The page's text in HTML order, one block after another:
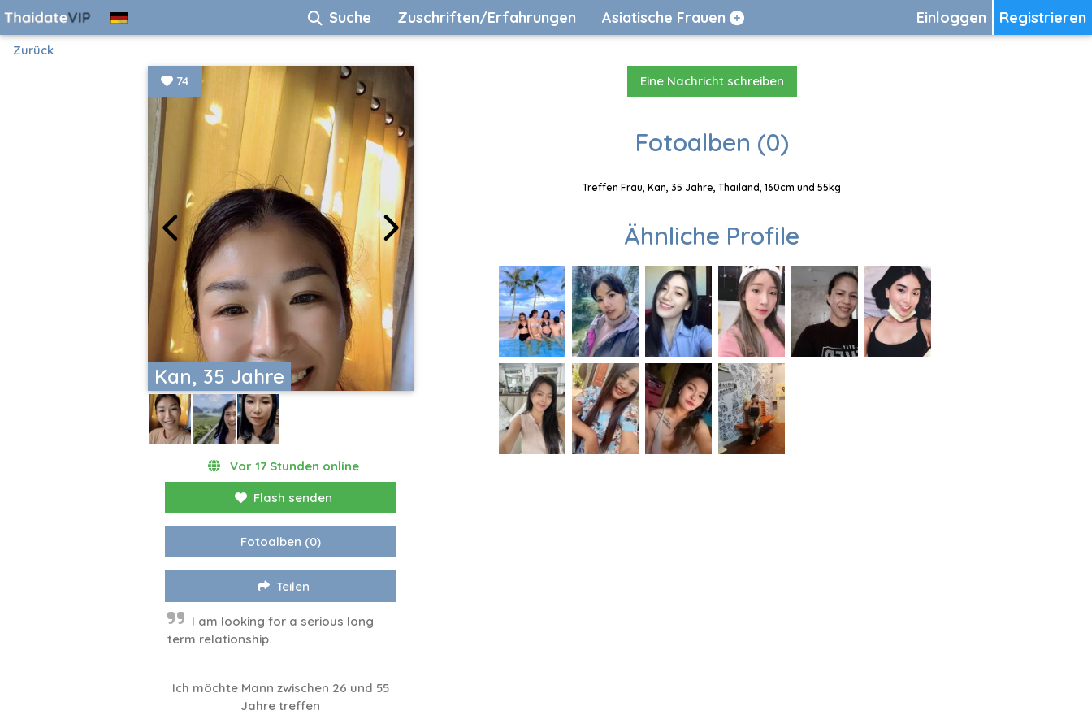
Registrieren
Einloggen
Suche Zuschriften/Erfahrungen Asiatische Frauen
Zurück
Kan, 35 Jahre
74
Vor 17 Stunden online
Flash senden
Fotoalben (0)
Teilen
I am looking for a serious long
term relationship.
Ich möchte Mann zwischen 26 und 55
Jahre treffen
Eine Nachricht schreiben
Fotoalben (0)
Treffen Frau, Kan, 35 Jahre, Thailand, 160cm und 55kg
Ähnliche Profile